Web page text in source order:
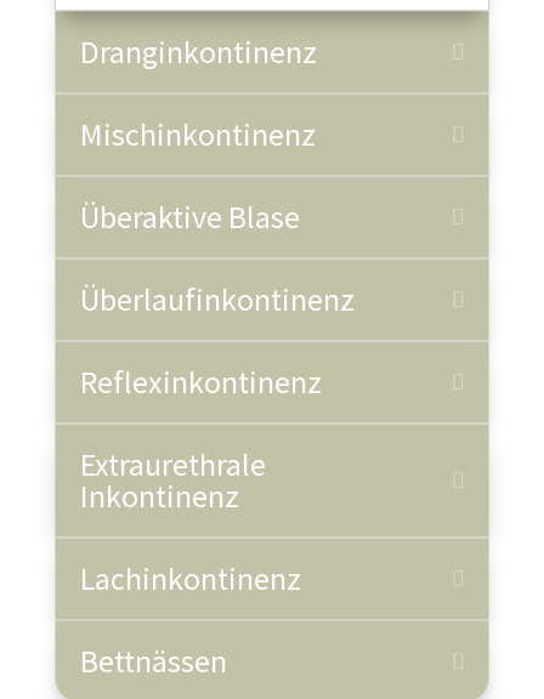
Dranginkontinenz
Mischinkontinenz
Überaktive Blase
Überlaufinkontinenz
Reflexinkontinenz
Extraurethrale
Inkontinenz
Lachinkontinenz
Bettnässen